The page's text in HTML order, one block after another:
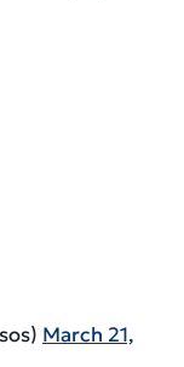
March 21,